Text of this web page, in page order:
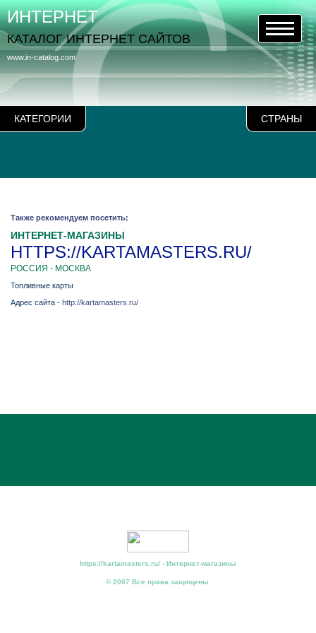
КАТЕГОРИИ СТРАНЫ
www.in-catalog.com
ИНТЕРНЕТ
КАТАЛОГ ИНТЕРНЕТ САЙТОВ
Также рекомендуем посетить:
ИНТЕРНЕТ-МАГАЗИНЫ
HTTPS://KARTAMASTERS.RU/
РОССИЯ - МОСКВА
Топливные карты
Адрес сайта - http://kartamasters.ru/
https://kartamasters.ru/ - Интернет-магазины
© 2007 Все права защищены.